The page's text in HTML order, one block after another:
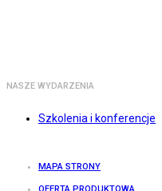
NASZE WYDARZENIA
Szkolenia i konferencje
MAPA STRONY